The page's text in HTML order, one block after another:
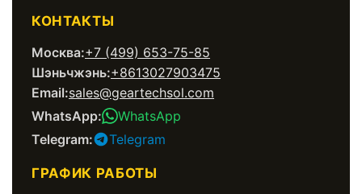
КОНТАКТЫ
Москва:+7 (499) 653-75-85
Шэньчжэнь:+8613027903475
Email:sales@geartechsol.com
WhatsApp:
WhatsApp
Telegram:
Telegram
ГРАФИК РАБОТЫ